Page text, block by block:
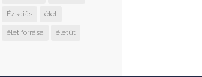
Ézsaiás élet
élet forrása életút